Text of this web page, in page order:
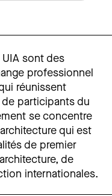
sont des
professionnel
réunissent
participants du
se concentre
qui est
de premier
de
internationales.